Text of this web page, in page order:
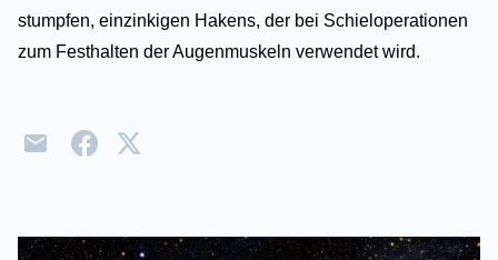
stumpfen, einzinkigen Hakens, der bei Schieloperationen
zum Festhalten der Augenmuskeln verwendet wird.